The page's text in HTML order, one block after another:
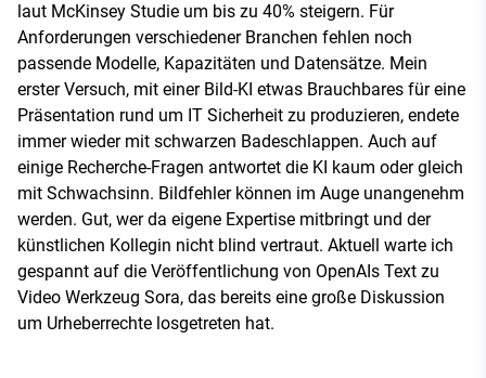
laut McKinsey Studie um bis zu 40% steigern. Für
Anforderungen verschiedener Branchen fehlen noch
passende Modelle, Kapazitäten und Datensätze. Mein
erster Versuch, mit einer Bild-KI etwas Brauchbares für eine
Präsentation rund um IT Sicherheit zu produzieren, endete
immer wieder mit schwarzen Badeschlappen. Auch auf
einige Recherche-Fragen antwortet die KI kaum oder gleich
mit Schwachsinn. Bildfehler können im Auge unangenehm
werden. Gut, wer da eigene Expertise mitbringt und der
künstlichen Kollegin nicht blind vertraut. Aktuell warte ich
gespannt auf die Veröffentlichung von OpenAIs Text zu
Video Werkzeug Sora, das bereits eine große Diskussion
um Urheberrechte losgetreten hat.